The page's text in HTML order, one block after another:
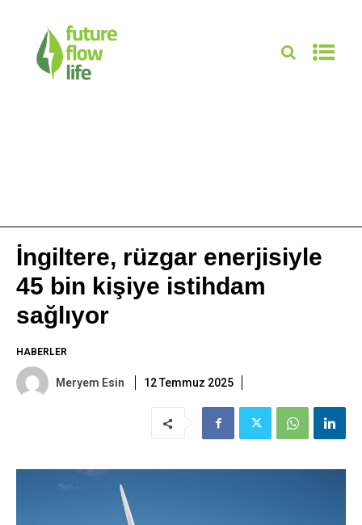
İngiltere, rüzgar enerjisiyle
45 bin kişiye istihdam
sağlıyor
HABERLER
Meryem Esin 12 Temmuz 2025